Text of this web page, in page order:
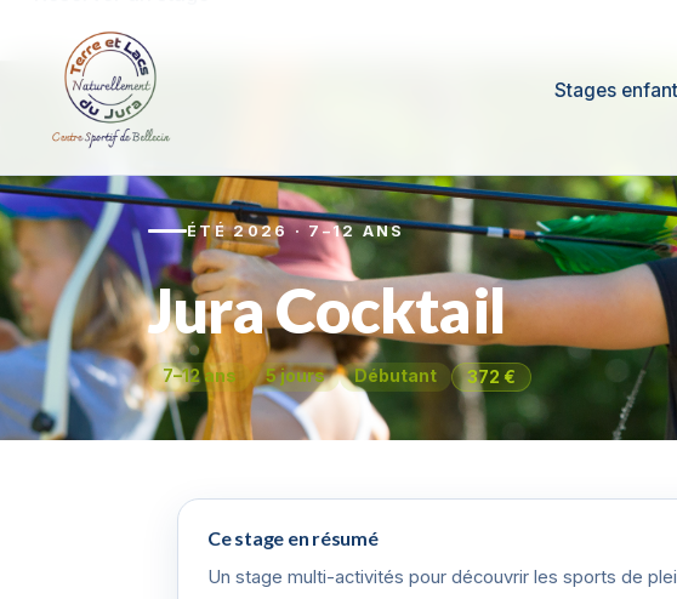
Stages
ÉTÉ 2026 · 7–12 ANS
Jura Cocktail
7–12 ans 5 jours Débutant 372 €
Ce stage en résumé
Un stage multi-activités pour découvrir les sports de